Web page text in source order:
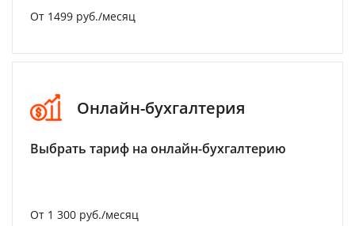
От 1499 руб./месяц
Онлайн-бухгалтерия
Выбрать тариф на онлайн-бухгалтерию
От 1 300 руб./месяц